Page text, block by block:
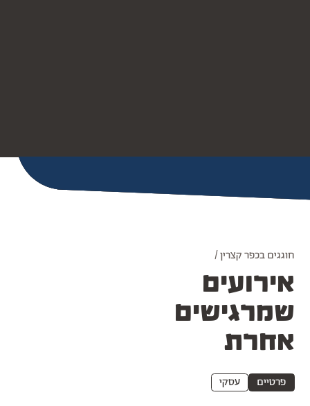
חוגגים בכפר קצרין /
אירועים
שמרגישים
אחרת
פרטיים עסקי